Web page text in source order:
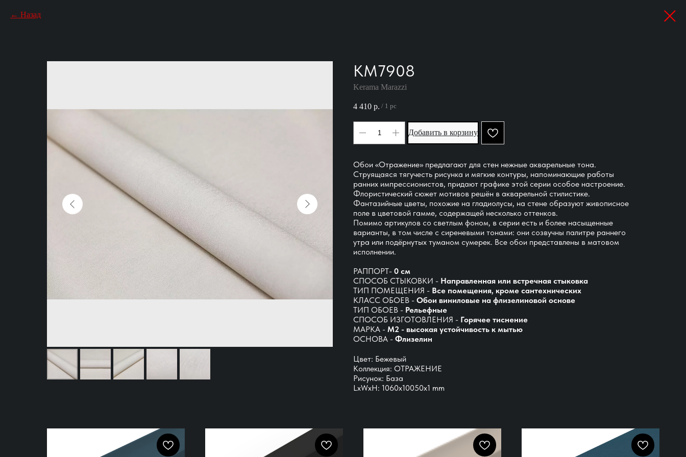
Назад
KM7908
Kerama Marazzi
4 410 р. / 1 pc
Добавить в корзину
Обои «Отражение» предлагают для стен нежные акварельные тона.
Струящаяся тягучесть рисунка и мягкие контуры, напоминающие работы
ранних импрессионистов, придают графике этой серии особое настроение.
Флористический сюжет мотивов решён в акварельной стилистике.
Фантазийные цветы, похожие на гладиолусы, на стене образуют живописное
поле в цветовой гамме, содержащей несколько оттенков.
Помимо артикулов со светлым фоном, в серии есть и более насыщенные
варианты, в том числе с сиреневыми тонами: они созвучны палитре раннего
утра или подёрнутых туманом сумерек. Все обои представлены в матовом
исполнении.
РАППОРТ- 0 см
СПОСОБ СТЫКОВКИ - Направленная или встречная стыковка
ТИП ПОМЕЩЕНИЯ - Все помещения, кроме сантехнических
КЛАСС ОБОЕВ - Обои виниловые на флизелиновой основе
ТИП ОБОЕВ - Рельефные
СПОСОБ ИЗГОТОВЛЕНИЯ - Горячее тиснение
МАРКА - М2 - высокая устойчивость к мытью
ОСНОВА - Флизелин
Цвет: Бежевый
Коллекция: ОТРАЖЕНИЕ
Рисунок: База
LxWxH: 1060x10050x1 mm